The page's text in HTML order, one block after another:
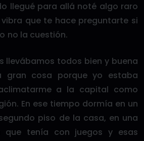
llegué para allá noté algo raro
que te hace preguntarte si
no la cuestión.
llevábamos todos bien y buena
gran cosa porque yo estaba
a la capital como
En ese tiempo dormía en un
piso de la casa, en una
que tenía con juegos y esas